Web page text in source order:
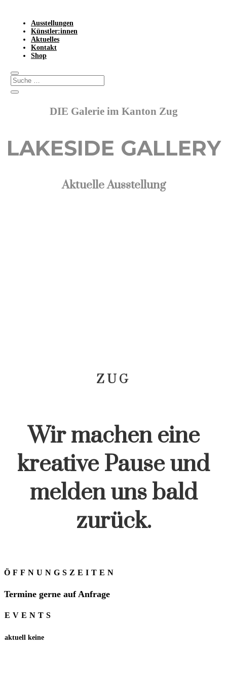
Ausstellungen
Künstler:innen
Aktuelles
Kontakt
Shop
DIE Galerie im Kanton Zug
LAKESIDE GALLERY
Aktuelle Ausstellung
ZUG
Wir machen eine
kreative Pause und
melden uns bald
zurück.
ÖFFNUNGSZEITEN
Termine gerne auf Anfrage
EVENTS
aktuell keine